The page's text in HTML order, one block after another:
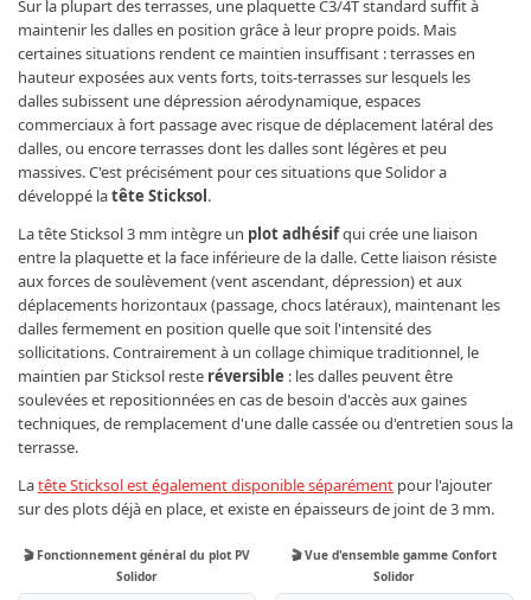
Sur la plupart des terrasses, une plaquette C3/4T standard suffit à
maintenir les dalles en position grâce à leur propre poids. Mais
certaines situations rendent ce maintien insuffisant : terrasses en
hauteur exposées aux vents forts, toits-terrasses sur lesquels les
dalles subissent une dépression aérodynamique, espaces
commerciaux à fort passage avec risque de déplacement latéral des
dalles, ou encore terrasses dont les dalles sont légères et peu
massives. C'est précisément pour ces situations que Solidor a
développé latête Sticksol.
La tête Sticksol 3 mm intègre un plot adhésifqui crée une liaison
entre la plaquette et la face inférieure de la dalle. Cette liaison résiste
aux forces de soulèvement (vent ascendant, dépression) et aux
déplacements horizontaux (passage, chocs latéraux), maintenant les
dalles fermement en position quelle que soit l'intensité des
sollicitations. Contrairement à un collage chimique traditionnel, le
maintien par Sticksol reste réversible : les dalles peuvent être
soulevées et repositionnées en cas de besoin d'accès aux gaines
techniques, de remplacement d'une dalle cassée ou d'entretien sous la
terrasse.
Latête Sticksol est également disponible séparément pour l'ajouter
sur des plots déjà en place, et existe en épaisseurs de joint de 3 mm.
🎬 Fonctionnement général du plot PV
Solidor
🎬 Vue d'ensemble gamme Confort
Solidor